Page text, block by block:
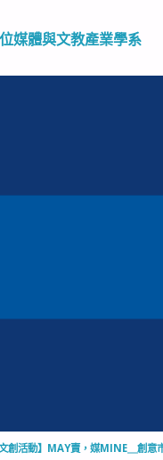
媒體與文教產業學系
文創活動】MAY賣，媒MINE＿創意